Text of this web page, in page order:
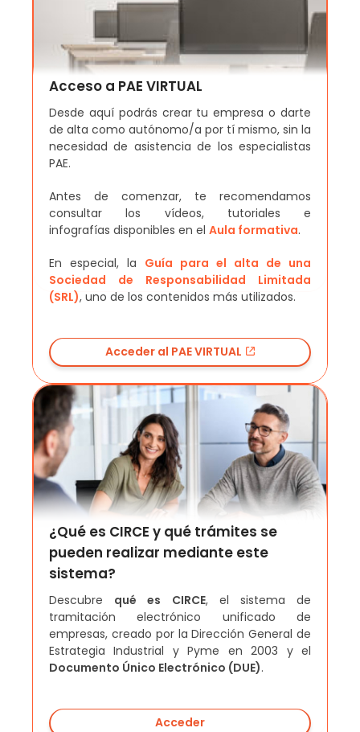
Acceso a PAE VIRTUAL
Desde aquí podrás crear tu empresa o darte
de alta como autónomo/a por tí mismo, sin la
necesidad de asistencia de los especialistas
PAE.
Antes de comenzar, te recomendamos
consultar los vídeos, tutoriales e
infografías disponibles en el Aula formativa.
En especial, la Guía para el alta de una
Sociedad de Responsabilidad Limitada
(SRL), uno de los contenidos más utilizados.
Acceder al PAE VIRTUAL
¿Qué es CIRCE y qué trámites se
pueden realizar mediante este
sistema?
Descubre qué es CIRCE, el sistema de
tramitación electrónico unificado de
empresas, creado por la Dirección General de
Estrategia Industrial y Pyme en 2003 y el
Documento Único Electrónico (DUE).
Acceder